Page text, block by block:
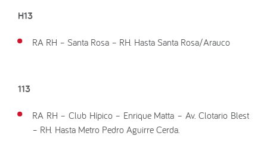
H13
RA RH – Santa Rosa – RH. Hasta Santa Rosa/Arauco
113
RA RH – Club Hípico – Enrique Matta – Av. Clotario Blest
– RH. Hasta Metro Pedro Aguirre Cerda.